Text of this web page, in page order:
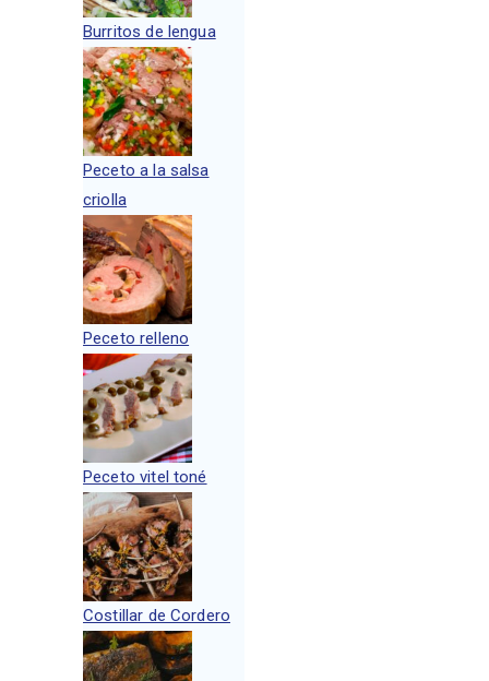
Burritos de lengua
Peceto a la salsa
criolla
Peceto relleno
Peceto vitel toné
Costillar de Cordero